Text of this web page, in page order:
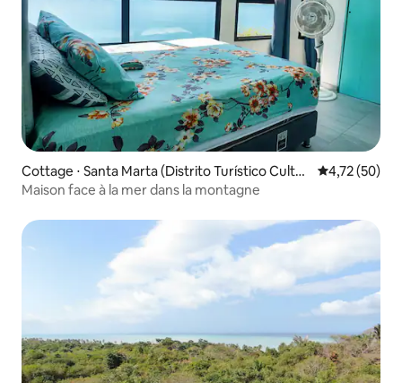
Cottage ⋅ Santa Marta (Distrito Turístico Cultur
al E Histórico)
Évaluation
4,72 (50)
Maison face à la mer dans la montagne